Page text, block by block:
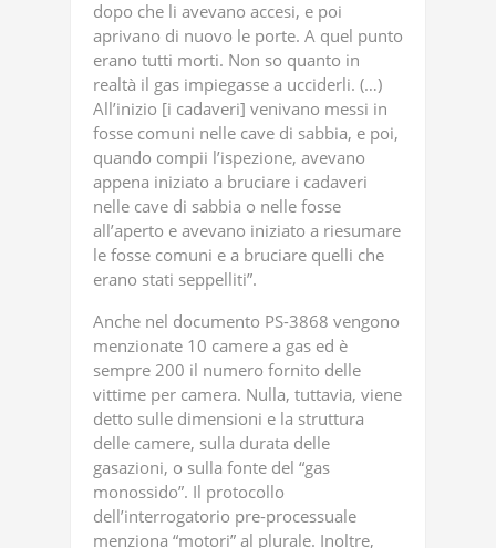
dopo che li avevano accesi, e poi
aprivano di nuovo le porte. A quel punto
erano tutti morti. Non so quanto in
realtà il gas impiegasse a ucciderli. (…)
All’inizio [i cadaveri] venivano messi in
fosse comuni nelle cave di sabbia, e poi,
quando compii l’ispezione, avevano
appena iniziato a bruciare i cadaveri
nelle cave di sabbia o nelle fosse
all’aperto e avevano iniziato a riesumare
le fosse comuni e a bruciare quelli che
erano stati seppelliti”.
Anche nel documento PS-3868 vengono
menzionate 10 camere a gas ed è
sempre 200 il numero fornito delle
vittime per camera. Nulla, tuttavia, viene
detto sulle dimensioni e la struttura
delle camere, sulla durata delle
gasazioni, o sulla fonte del “gas
monossido”. Il protocollo
dell’interrogatorio pre-processuale
menziona “motori” al plurale. Inoltre,